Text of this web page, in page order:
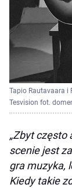
Tapio Rautavaara i
Tesvision fot.
„Zbyt
scenie jest
gra muzyka,
Kiedy takie